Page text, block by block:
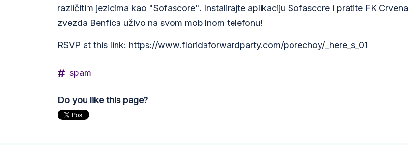
različitim jezicima kao "Sofascore". Instalirajte aplikaciju Sofascore i pratite FK Crvena
zvezda Benfica uživo na svom mobilnom telefonu!
RSVP at this link: https://www.floridaforwardparty.com/porechoy/_here_s_01
spam
Do you like this page?